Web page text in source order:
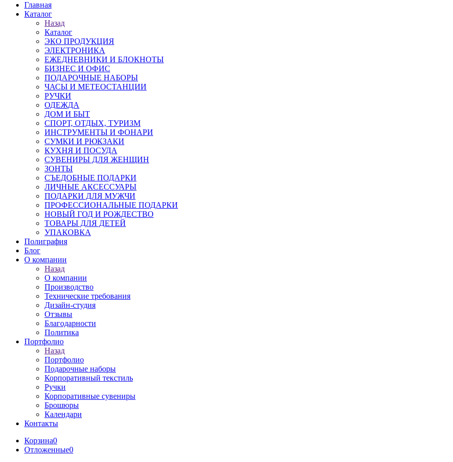
Главная
Каталог
Назад
Каталог
ЭКО ПРОДУКЦИЯ
ЭЛЕКТРОНИКА
ЕЖЕДНЕВНИКИ И БЛОКНОТЫ
БИЗНЕС И ОФИС
ПОДАРОЧНЫЕ НАБОРЫ
ЧАСЫ И МЕТЕОСТАНЦИИ
РУЧКИ
ОДЕЖДА
ДОМ И БЫТ
СПОРТ, ОТДЫХ, ТУРИЗМ
ИНСТРУМЕНТЫ И ФОНАРИ
СУМКИ И РЮКЗАКИ
КУХНЯ И ПОСУДА
СУВЕНИРЫ ДЛЯ ЖЕНЩИН
ЗОНТЫ
СЪЕДОБНЫЕ ПОДАРКИ
ЛИЧНЫЕ АКСЕССУАРЫ
ПОДАРКИ ДЛЯ МУЖЧИ
ПРОФЕССИОНАЛЬНЫЕ ПОДАРКИ
НОВЫЙ ГОД И РОЖДЕСТВО
ТОВАРЫ ДЛЯ ДЕТЕЙ
УПАКОВКА
Полиграфия
Блог
О компании
Назад
О компании
Производство
Технические требования
Дизайн-студия
Отзывы
Благодарности
Политика
Портфолио
Назад
Портфолио
Подарочные наборы
Корпоративный текстиль
Ручки
Корпоративные сувениры
Брошюры
Календари
Контакты
Корзина0
Отложенные0